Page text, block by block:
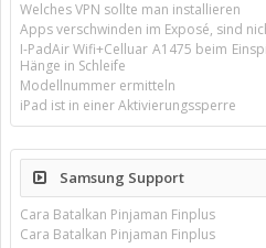
Welches VPN sollte man installieren
Apps verschwinden im Exposé, sind
I-PadAir Wifi+Celluar A1475 beim
Hänge in Schleife
Modellnummer ermitteln
iPad ist in einer Aktivierungssperre
Samsung Support
Cara Batalkan Pinjaman Finplus
Cara Batalkan Pinjaman Finplus